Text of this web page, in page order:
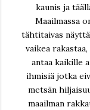
kaunis ja
Maailmassa
tähtitaivas
vaikea
antaa kaikille
ihmisiä jotka
metsän
maailman